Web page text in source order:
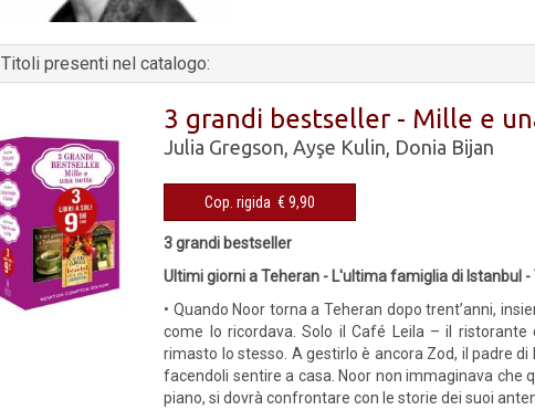
Titoli presenti nel catalogo:
3 grandi bestseller - Mille e
Julia Gregson Ayşe Kulin Donia Bijan
Cop. rigida € 9,90
3 grandi bestseller
Ultimi giorni a Teheran - L'ultima famiglia di Istanbul
• Quando Noor torna a Teheran dopo trent’anni,
come lo ricordava. Solo il Café Leila – il
rimasto lo stesso. A gestirlo è ancora Zod, il padre
facendoli sentire a casa. Noor non immaginava che
piano, si dovrà confrontare con le storie dei suoi